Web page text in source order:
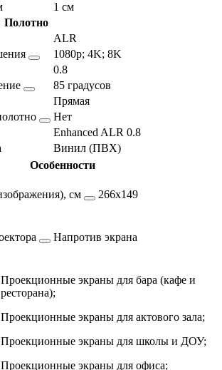
1 см
Полотно
ALR
1080p; 4K; 8K
0.8
85 градусов
Прямая
Нет
Enhanced ALR 0.8
Винил (ПВХ)
Особенности
см 266х149
Напротив экрана
Проекционные экраны для бара (кафе и
ресторана);
Проекционные экраны для актового зала;
Проекционные экраны для школы и ДОУ;
Проекционные экраны для офиса;